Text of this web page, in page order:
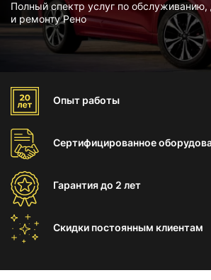
Полный спектр услуг по обслуживанию,
и ремонту Рено
Опыт работы
Сертифицированное
Гарантиядо 2 лет
Скидки постоянным клиентам